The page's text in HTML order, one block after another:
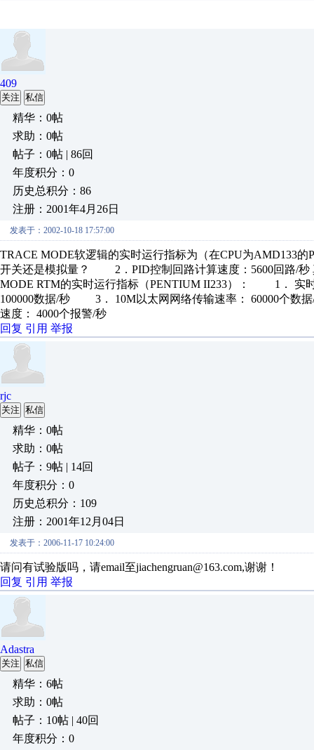
409
关注 私信
精华：0帖
求助：0帖
帖子：0帖 | 86回
年度积分：0
历史总积分：86
注册：2001年4月26日
发表于：2002-10-18 17:57:00
TRACE MODE软逻辑的实时运行指标为（在CPU为
开关还是模拟量？ 2．PID控制回路计算速度：5600回
MODE RTM的实时运行指标（PENTIUM II233）： 1． 实
100000数据/秒 3． 10M以太网网络传输速率： 60000个数
速度： 4000个报警/秒
回复 引用 举报
rjc
关注 私信
精华：0帖
求助：0帖
帖子：9帖 | 14回
年度积分：0
历史总积分：109
注册：2001年12月04日
发表于：2006-11-17 10:24:00
请问有试验版吗，请email至jiachengruan@163.com,谢谢！
回复 引用 举报
Adastra
关注 私信
精华：6帖
求助：0帖
帖子：10帖 | 40回
年度积分：0